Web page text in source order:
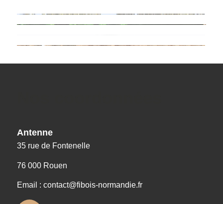
Antenne
35 rue de Fontenelle
76 000 Rouen
Email : contact@fibois-normandie.fr